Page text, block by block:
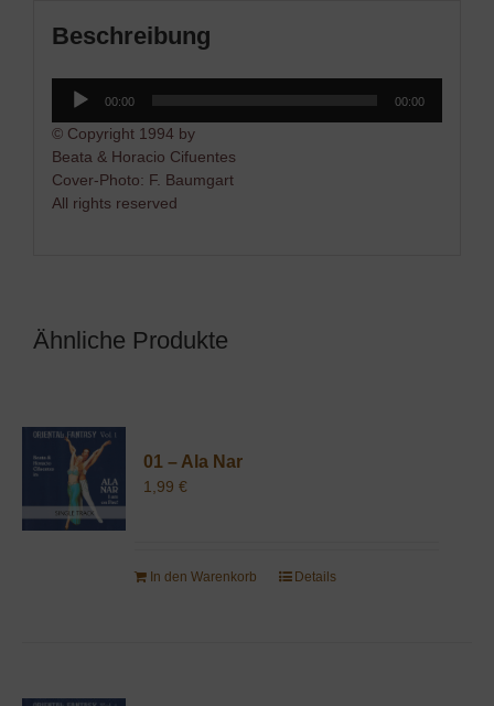
Beschreibung
Audio-
Player
00:00 00:00
© Copyright 1994 by
Beata & Horacio Cifuentes
Cover-Photo: F. Baumgart
All rights reserved
Ähnliche Produkte
01 – Ala Nar
1,99 €
In den Warenkorb Details